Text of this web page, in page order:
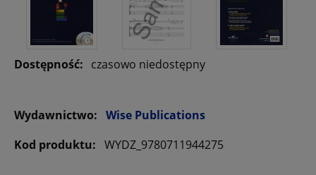
Dostępność: czasowo niedostępny
Wydawnictwo: Wise Publications
Kod produktu: WYDZ_9780711944275